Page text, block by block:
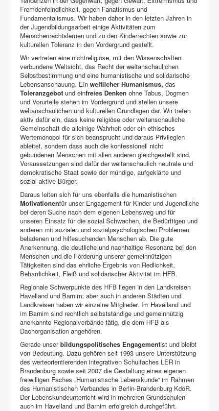
Fremdenfeindlichkeit, gegen Fanatismus und
Fundamentalismus. Wir haben daher in den letzten Jahren in
der Jugendbildungsarbeit einige Aktivitäten zum
Menschenrechtslernen und zu den Kinderrechten sowie zur
kulturellen Toleranz in den Vordergrund gestellt.
Wir vertreten eine nichtreligiöse, mit den Wissenschaften
verbundene Weltsicht, das Recht der weltanschaulichen
Selbstbestimmung und eine humanistische und solidarische
Lebensanschauung. Ein weltlicher Humanismus, das
Toleranzgebot und einfreies Denken ohne Tabus, Dogmen
und Vorurteile stehen im Vordergrund und stellen unsere
weltanschaulichen und kulturellen Grundlagen dar. Wir treten
aktiv dafür ein, dass keine religiöse oder weltanschauliche
Gemeinschaft die alleinige Wahrheit oder ein ethisches
Wertemonopol für sich beansprucht und daraus Privilegien
ableitet, sondern dass auch die konfessionell nicht
gebundenen Menschen mit allen anderen gleichgestellt sind.
Voraussetzungen sind dafür der weltanschaulich neutrale und
demokratische Staat sowie der mündige, aufgeklärte und
sozial aktive Bürger.
Daraus leiten sich für uns ebenfalls die humanistischen
Motivationenfür unser Engagement für Kinder und Jugendliche
bei deren Suche nach dem eigenen Lebensweg und für
unseren Einsatz für die sozial Schwachen, die Bedürftigen und
anderen mit sozialen und sozialpsychologischen Problemen
beladenen und hilfesuchenden Menschen ab. Die gute
Anerkennung, die deutliche und nachhaltige Resonanz bei den
Menschen und die Förderung unserer gemeinnützigen
Tätigkeiten sind das ehrliche Ergebnis von Redlichkeit,
Beharrlichkeit, Fleiß und solidarischer Aktivität im HFB.
Regionale Schwerpunkte des HFB liegen in den Landkreisen
Havelland und Barnim; aber auch in anderen Städten und
Landkreisen haben wir einzelne Mitglieder. Im Havelland und
im Barnim sind rechtlich selbstständige und gemeinnützig
anerkannte Regionalverbände tätig, die dem HFB als
Dachorganisation angehören.
Gerade unserbildungspolitisches Engagementist und bleibt
von Bedeutung. Dazu gehören seit 1993 unsere Unterstützung
des werteorientierenden integrativen Schulfaches LER in
Brandenburg sowie seit 2007 die Gestaltung eines eigenen
freiwilligen Faches „Humanistische Lebenskunde“ im Rahmen
des Humanistischen Verbandes in Berlin-Brandenburg KdöR.
Der Lebenskundeunterricht wird in mehreren Grundschulen
auch im Havelland und Barnim erfolgreich durchgeführt.